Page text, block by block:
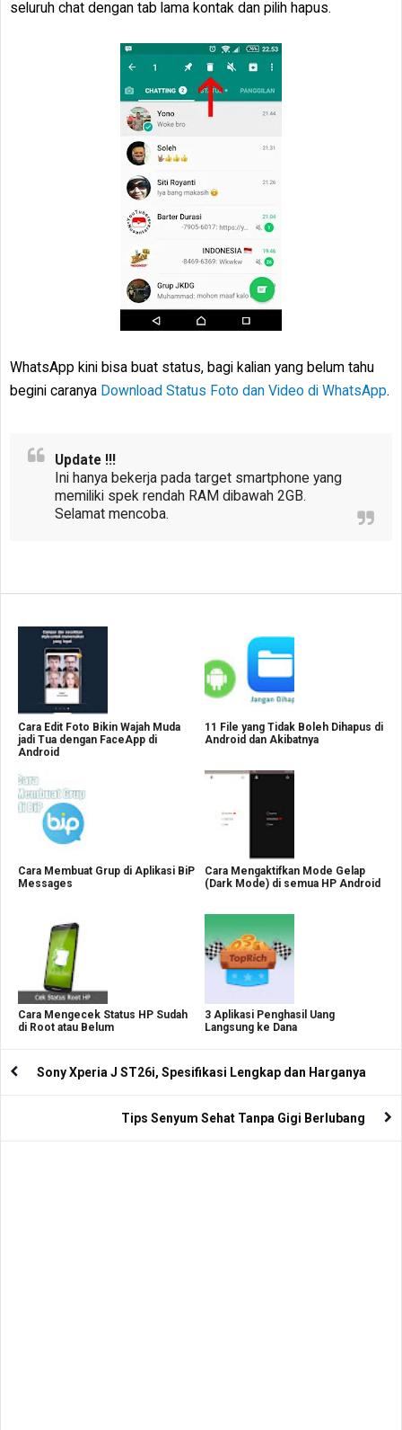
seluruh chat dengan tab lama kontak dan pilih hapus.
WhatsApp kini bisa buat status, bagi kalian yang belum tahu
begini caranya Download Status Foto dan Video di WhatsApp.
Update !!!
Ini hanya bekerja pada target smartphone yang
memiliki spek rendah RAM dibawah 2GB.
Selamat mencoba.
Cara Edit Foto Bikin Wajah Muda
jadi Tua dengan FaceApp di
Android
11 File yang Tidak Boleh Dihapus di
Android dan Akibatnya
Cara Membuat Grup di Aplikasi BiP
Messages
Cara Mengaktifkan Mode Gelap
(Dark Mode) di semua HP Android
Cara Mengecek Status HP Sudah
di Root atau Belum
3 Aplikasi Penghasil Uang
Langsung ke Dana
Sony Xperia J ST26i, Spesifikasi Lengkap dan Harganya
Tips Senyum Sehat Tanpa Gigi Berlubang